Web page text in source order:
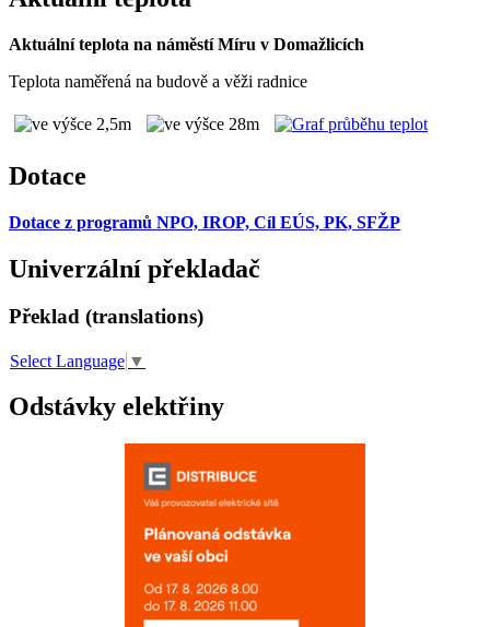
Aktuální teplota na náměstí Míru v Domažlicích
Teplota naměřená na budově a věži radnice
Dotace
Dotace z programů NPO, IROP, Cíl EÚS, PK, SFŽP
Univerzální překladač
Překlad (translations)
Select Language ▼
Odstávky elektřiny